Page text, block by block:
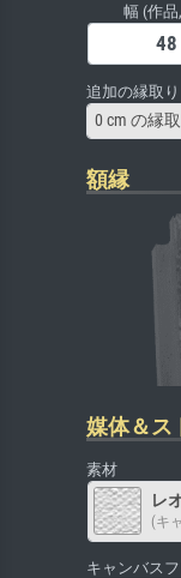
幅 (作品
追加の縁取り
0 cm の縁
額縁
媒体＆ス
素材
レ
(キ
キャンバス